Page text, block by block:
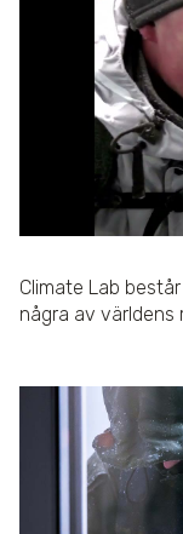
Climate Lab
några av världens